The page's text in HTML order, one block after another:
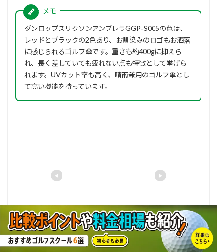
ダンロップスリクソンアンブレラGGP-S005の色は、
レッドとブラックの2色あり、お馴染みのロゴもお洒落
に感じられるゴルフ傘です。重さも約400gに抑えら
れ、長く差していても疲れない点も特徴として挙げら
れます。UVカット率も高く、晴雨兼用のゴルフ傘とし
て高い機能を持っています。
【●】DUNLOP GOLF SRIXONダ